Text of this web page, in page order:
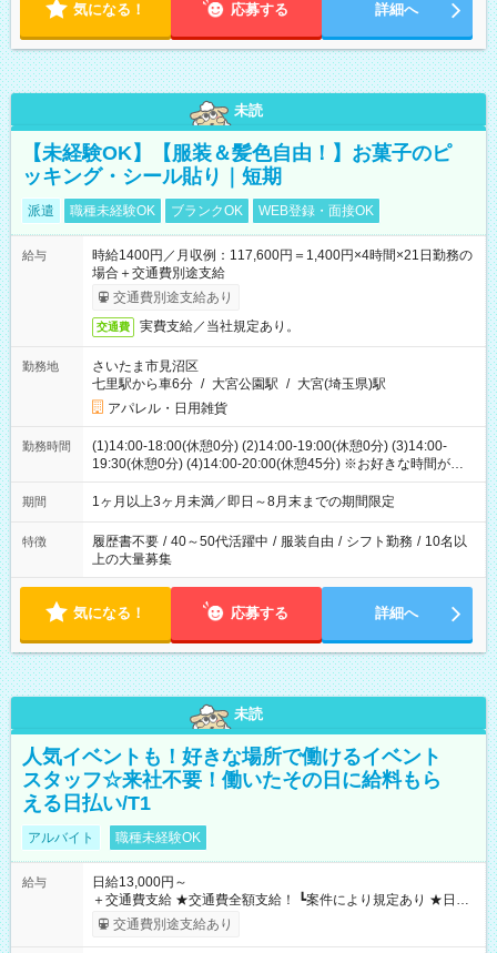
気になる！ 応募する 詳細へ
未読
【未経験OK】【服装＆髪色自由！】お菓子のピ
ッキング・シール貼り｜短期
派遣 職種未経験OK ブランクOK WEB登録・面接OK
給与
時給1400円／月収例：117,600円＝1,400円×4時間×21日勤務の
場合＋交通費別途支給
交通費別途支給あり
交通費 実費支給／当社規定あり。
勤務地
さいたま市見沼区
七里駅から車6分 / 大宮公園駅 / 大宮(埼玉県)駅
アパレル・日用雑貨
勤務時間
(1)14:00-18:00(休憩0分) (2)14:00-19:00(休憩0分) (3)14:00-
19:30(休憩0分) (4)14:00-20:00(休憩45分) ※お好きな時間が選べ
ます
期間 1ヶ月以上3ヶ月未満／即日～8月末までの期間限定
特徴 履歴書不要 / 40～50代活躍中 / 服装自由 / シフト勤務 / 10名以
上の大量募集
気になる！ 応募する 詳細へ
未読
人気イベントも！好きな場所で働けるイベント
スタッフ☆来社不要！働いたその日に給料もら
える日払い/T1
アルバイト 職種未経験OK
給与
日給13,000円～
＋交通費支給 ★交通費全額支給！ ┗案件により規定あり ★日払
いOK！（規定あり） ┗働いたその日に現金GET♪ お仕事後はコ
ンビニATMから 日払い分を引き落とせます！ 【試用期間】試
交通費別途支給あり